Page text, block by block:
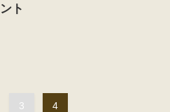
ト
3 4